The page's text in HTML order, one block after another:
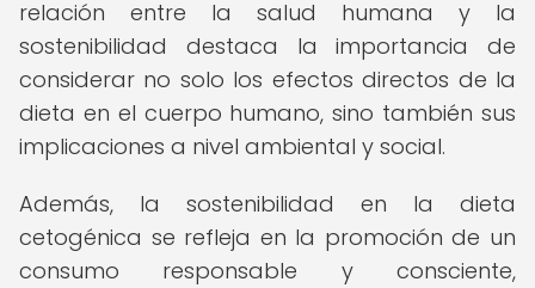
relación entre la salud humana y la
sostenibilidad destaca la importancia de
considerar no solo los efectos directos de la
dieta en el cuerpo humano, sino también sus
implicaciones a nivel ambiental y social.
Además, la sostenibilidad en la dieta
cetogénica se refleja en la promoción de un
consumo responsable y consciente,